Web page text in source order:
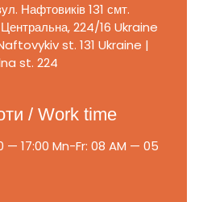
Нафтовиків 131 смт.
224/16 Ukraine
st. 131 Ukraine |
st. 224
/ Work time
— 17:00 Mn-Fr: 08 AM — 05